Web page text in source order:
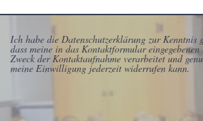
Ich habe die Datenschutzerklärung zur Kenntnis
dass meine in das Kontaktformular
Zweck der Kontaktaufnahme verarbeitet und
meine Einwilligung jederzeit widerrufen kann.